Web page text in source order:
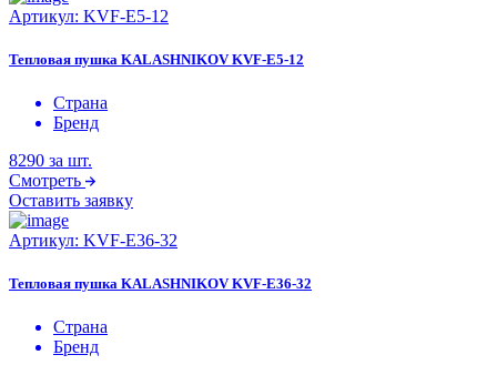
Артикул: KVF-E5-12
Тепловая пушка KALASHNIKOV KVF-E5-12
Страна
Бренд
8290 за шт.
Смотреть
Оставить заявку
Артикул: KVF-E36-32
Тепловая пушка KALASHNIKOV KVF-E36-32
Страна
Бренд